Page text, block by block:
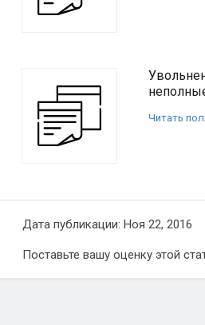
Читать
Дата публикации: Ноя 22, 2016
Поставьте вашу оценку этой